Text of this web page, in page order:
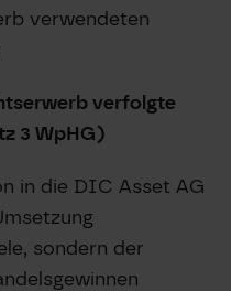
verwendeten
verfolgte
3 WpHG)
in die DIC Asset AG
sondern der